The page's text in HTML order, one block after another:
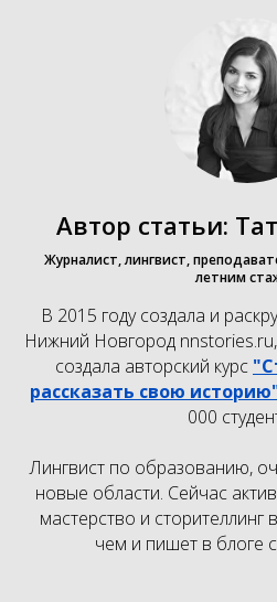
Автор статьи:
Журналист, лингвист,
летним
В 2015 году создала и
Нижний Новгород
создала авторский курс
рассказать свою
000
Лингвист по образованию,
новые области. Сейчас
мастерство и сторителлинг
чем и пишет в блоге